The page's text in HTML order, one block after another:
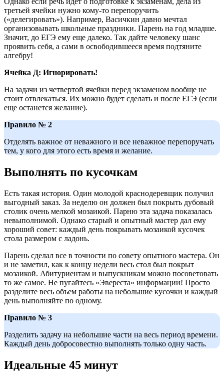
третьей ячейки нужно кому-то перепоручить
(«делегировать»). Например, Васичкин давно мечтал
организовывать школьные праздники. Парень на год младше.
Значит, до ЕГЭ ему еще далеко. Так дайте человеку шанс
проявить себя, а сами в освободившееся время подтяните
алгебру!
Ячейка Д: Игнорировать!
На задачи из четвертой ячейки перед экзаменом вообще не
стоит отвлекаться. Их можно будет сделать и после ЕГЭ (если
еще останется желание).
Правило № 2
Отделять важное от неважного и все неважное перепоручать
тем, у кого для этого есть время и желание.
Выполнять по кусочкам
Есть такая история. Один молодой краснодеревщик получил
выгодный заказ. За неделю он должен был покрыть дубовый
столик очень мелкой мозаикой. Парню эта задача показалась
невыполнимой. Однако старый и опытный мастер дал ему
хороший совет: каждый день покрывать мозаикой кусочек
стола размером с ладонь.
Парень сделал все в точности по совету опытного мастера. Он
и не заметил, как к концу недели весь стол был покрыт
мозаикой. Абитуриентам и выпускникам можно посоветовать
то же самое. Не пугайтесь «Эвереста» информации! Просто
разделите весь объем работы на небольшие кусочки и каждый
день выполняйте по одному.
Правило № 3
Разделить задачу на небольшие части на весь период времени.
Каждый день добросовестно выполнять только одну часть.
Идеальные 45 минут